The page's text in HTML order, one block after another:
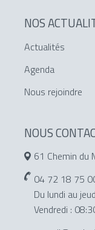
NOS
Actualités
Agenda
Nous rejoindre
NOUS
61 Chemin du
04 72 18 75
Du lundi au
Vendredi :